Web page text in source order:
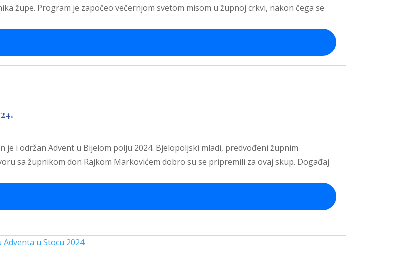
župe. Program je započeo večernjom svetom misom u župnoj crkvi, nakon čega se
je i održan Advent u Bijelom polju 2024. Bjelopoljski mladi, predvođeni župnim
sa župnikom don Rajkom Markovićem dobro su se pripremili za ovaj skup. Događaj